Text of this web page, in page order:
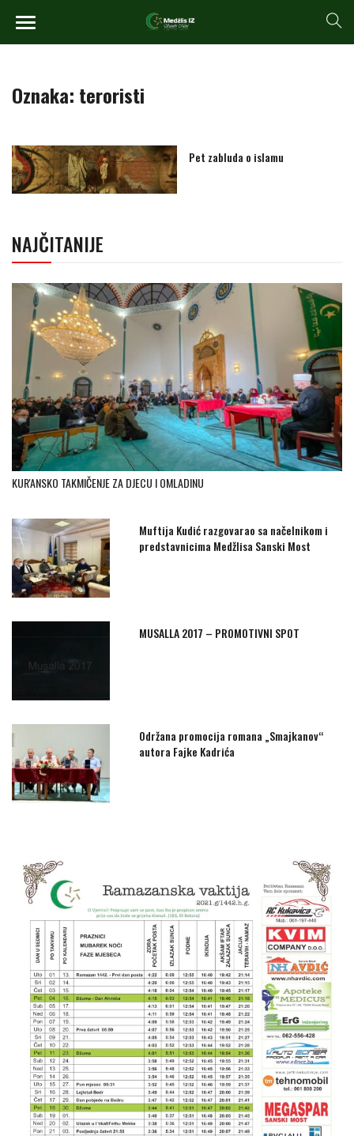
Oznaka: teroristi
Pet zabluda o islamu
NAJČITANIJE
KUR'ANSKO TAKMIČENJE ZA DJECU I OMLADINU
Muftija Kudić razgovarao sa načelnikom i
predstavnicima Medžlisa Sanski Most
MUSALLA 2017 – PROMOTIVNI SPOT
Održana promocija romana „Smajkanov“
autora Fajke Kadrića